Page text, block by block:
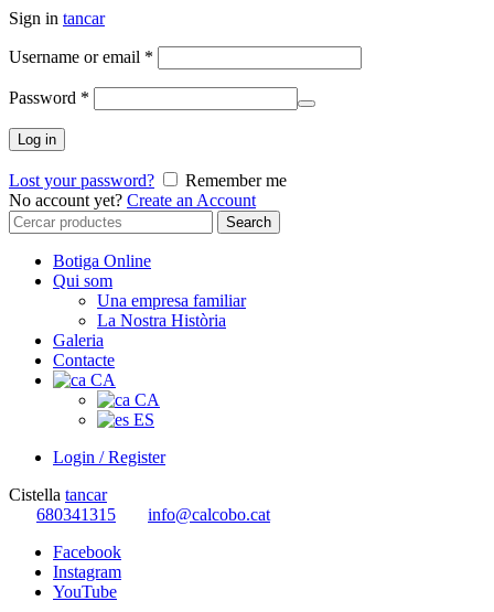
Sign in tancar
Username or email *
Password *
Log in
Lost your password?
Remember me
No account yet? Create an Account
Search
for:
Search
Botiga Online
Qui som
Una empresa familiar
La Nostra Història
Galeria
Contacte
CA
CA
ES
Login / Register
Cistella tancar
680341315
info@calcobo.cat
Facebook
Instagram
YouTube